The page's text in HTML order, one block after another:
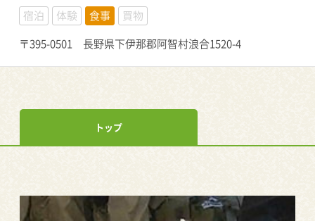
宿泊
体験 食事
買物
〒395-0501 長野県下伊那郡阿智村浪合1520-4
トップ